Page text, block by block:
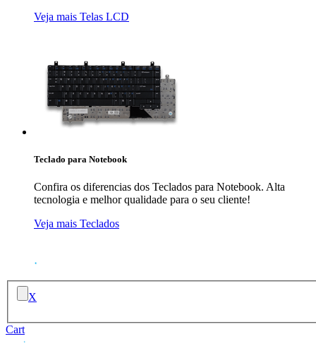
Veja mais Telas LCD
Teclado para Notebook
Confira os diferencias dos Teclados para Notebook. Alta
tecnologia e melhor qualidade para o seu cliente!
Veja mais Teclados
X
Cart